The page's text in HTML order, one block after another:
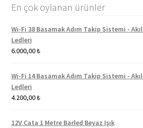
En çok oylanan ürünler
Wi-Fi 38 Basamak Adım Takip Sistemi -
Ledleri
6.000,00₺
Wi-Fi 14 Basamak Adım Takip Sistemi -
Ledleri
4.200,00₺
12V Cata 1 Metre Barled Beyaz Işık